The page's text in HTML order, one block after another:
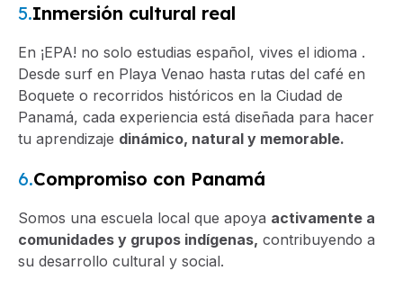
5.Inmersión cultural real
En ¡EPA! no solo estudias español, vives el idioma .
Desde surf en Playa Venao hasta rutas del café en
Boquete o recorridos históricos en la Ciudad de
Panamá, cada experiencia está diseñada para hacer
tu aprendizaje dinámico, natural y memorable.
6.Compromiso con Panamá
Somos una escuela local que apoya activamente a
comunidades y grupos indígenas, contribuyendo a
su desarrollo cultural y social.